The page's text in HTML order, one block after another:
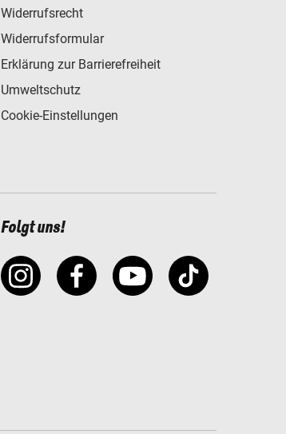
Widerrufsrecht
Widerrufsformular
Erklärung zur Barrierefreiheit
Umweltschutz
Cookie-Einstellungen
Folgt uns!